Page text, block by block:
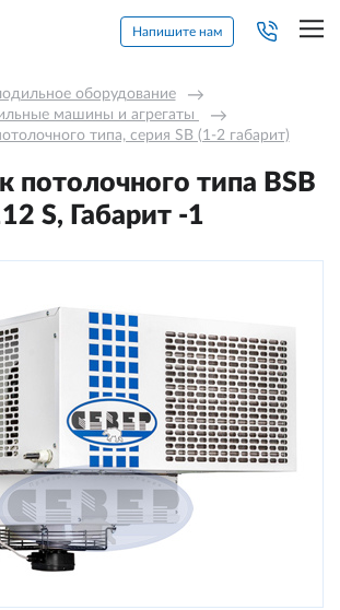
Напишите нам
оборудование →
машины и агрегаты →
типа, серия SB (1-2 габарит)
потолочного типа BSB
S, Габарит -1